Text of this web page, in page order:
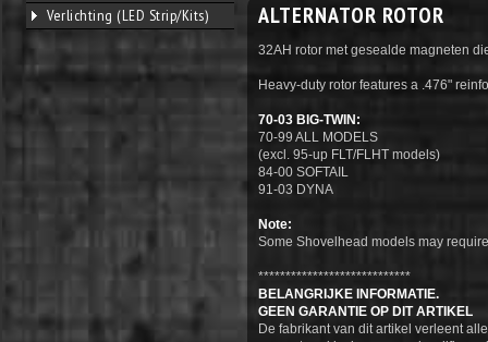
Verlichting (LED Strip/Kits)
ALTERNATOR ROTOR
32AH rotor met gesealde magneten
Heavy-duty rotor features a .476"
70-03 BIG-TWIN:
70-99 ALL MODELS
(excl. 95-up FLT/FLHT models)
84-00 SOFTAIL
91-03 DYNA
Note:
Some Shovelhead models may
****************************
BELANGRIJKE INFORMATIE.
GEEN GARANTIE OP DIT ARTIKEL
De fabrikant van dit artikel verleent